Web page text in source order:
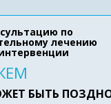
по
лечению
БЫТЬ